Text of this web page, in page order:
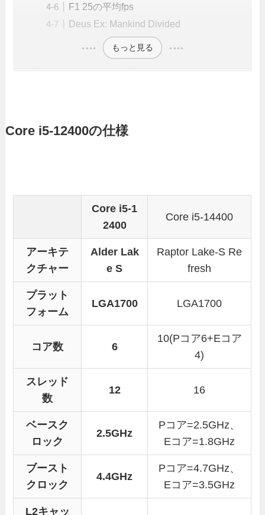
F1 25の平均fps
Deus Ex: Mankind Divided
もっと見る
Core i5-12400の仕様
Core i5-1
2400
Core i5-14400
アーキテ
クチャー
Alder Lak
e S
Raptor Lake-S Re
fresh
プラット
フォーム
LGA1700 LGA1700
コア数 6
10(Pコア6+Eコア
4)
スレッド
数
12 16
ベースク
ロック
2.5GHz
Pコア=2.5GHz、
Eコア=1.8GHz
ブースト
クロック
4.4GHz
Pコア=4.7GHz、
Eコア=3.5GHz
L2キャッ